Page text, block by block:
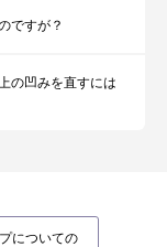
ですが？
の凹みを直すには
についての